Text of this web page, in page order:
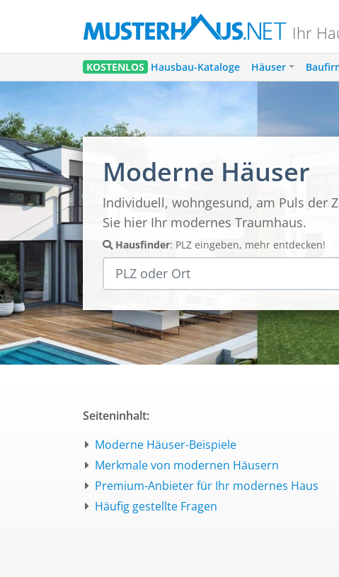
Ihr
KOSTENLOS Hausbau-Kataloge Häuser
Moderne Häuser
Individuell, wohngesund, am Puls der
Sie hier Ihr modernes Traumhaus.
Hausfinder: PLZ eingeben, mehr entdecken!
Seiteninhalt:
Moderne Häuser-Beispiele
Merkmale von modernen Häusern
Premium-Anbieter für Ihr modernes Haus
Häufig gestellte Fragen